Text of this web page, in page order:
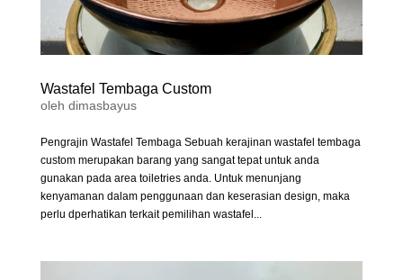
Wastafel Tembaga Custom
oleh dimasbayus
Pengrajin Wastafel Tembaga Sebuah kerajinan wastafel tembaga
custom merupakan barang yang sangat tepat untuk anda
gunakan pada area toiletries anda. Untuk menunjang
kenyamanan dalam penggunaan dan keserasian design, maka
perlu dperhatikan terkait pemilihan wastafel...